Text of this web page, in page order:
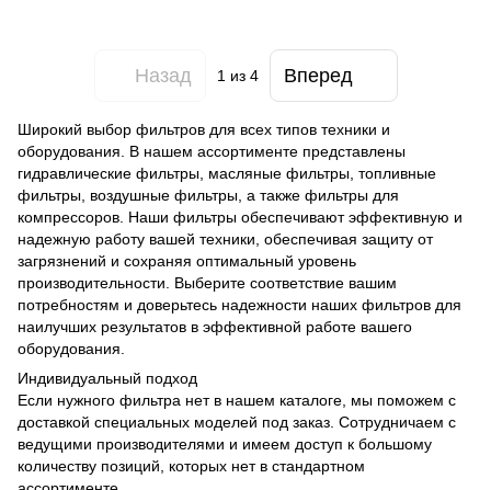
Назад 1 из 4 Вперед
Широкий выбор фильтров для всех типов техники и
оборудования. В нашем ассортименте представлены
гидравлические фильтры, масляные фильтры, топливные
фильтры, воздушные фильтры, а также фильтры для
компрессоров. Наши фильтры обеспечивают эффективную и
надежную работу вашей техники, обеспечивая защиту от
загрязнений и сохраняя оптимальный уровень
производительности. Выберите соответствие вашим
потребностям и доверьтесь надежности наших фильтров для
наилучших результатов в эффективной работе вашего
оборудования.
Индивидуальный подход
Если нужного фильтра нет в нашем каталоге, мы поможем с
доставкой специальных моделей под заказ. Сотрудничаем с
ведущими производителями и имеем доступ к большому
количеству позиций, которых нет в стандартном